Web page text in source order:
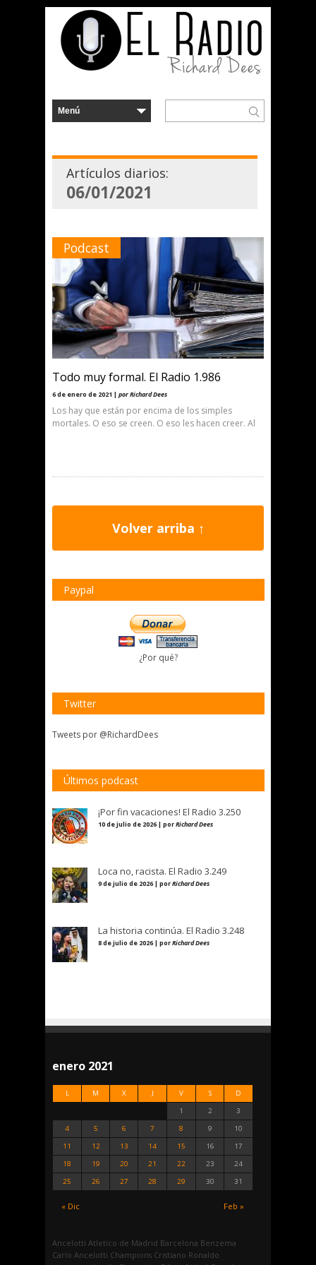
Artículos diarios:
06/01/2021
Podcast
Todo muy formal. El Radio 1.986
6 de enero de 2021 | por Richard Dees
Los hay que están por encima de los simples
mortales. O eso se creen. O eso les hacen creer. Al
Volver arriba ↑
Paypal
¿Por qué?
Twitter
Tweets por @RichardDees
Últimos podcast
¡Por fin vacaciones! El Radio 3.250
10 de julio de 2026 | porRichard Dees
Loca no, racista. El Radio 3.249
9 de julio de 2026 | porRichard Dees
La historia continúa. El Radio 3.248
8 de julio de 2026 | porRichard Dees
enero 2021
L M X J V S D
« Dic Feb »
1 2
3
4
5 6 7 8 9
10
11
12 13 14 15 16
17
18
19 20 21 22 23
24
25
26 27 28 29 30 31
Ancelotti Atletico de Madrid Barcelona Benzema
Carlo Ancelotti Champions Cristiano Ronaldo